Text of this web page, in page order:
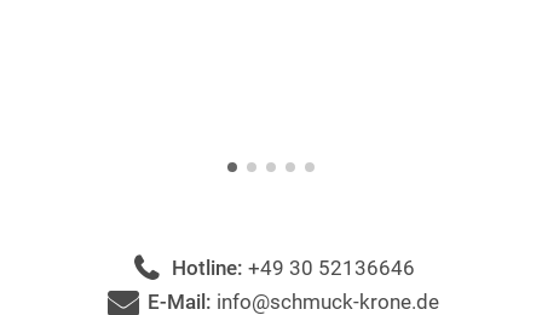
Hotline: +49 30 52136646
E-Mail: info@schmuck-krone.de